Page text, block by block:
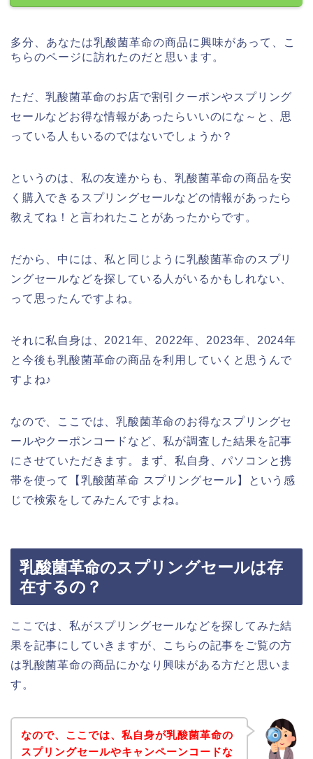
多分、あなたは乳酸菌革命の商品に興味があって、こ
ちらのページに訪れたのだと思います。
ただ、乳酸菌革命のお店で割引クーポンやスプリング
セールなどお得な情報があったらいいのにな～と、思
っている人もいるのではないでしょうか？
というのは、私の友達からも、乳酸菌革命の商品を安
く購入できるスプリングセールなどの情報があったら
教えてね！と言われたことがあったからです。
だから、中には、私と同じように乳酸菌革命のスプリ
ングセールなどを探している人がいるかもしれない、
って思ったんですよね。
それに私自身は、2021年、2022年、2023年、2024年
と今後も乳酸菌革命の商品を利用していくと思うんで
すよね♪
なので、ここでは、乳酸菌革命のお得なスプリングセ
ールやクーポンコードなど、私が調査した結果を記事
にさせていただきます。まず、私自身、パソコンと携
帯を使って【乳酸菌革命 スプリングセール】という感
じで検索をしてみたんですよね。
乳酸菌革命のスプリングセールは存
在するの？
ここでは、私がスプリングセールなどを探してみた結
果を記事にしていきますが、こちらの記事をご覧の方
は乳酸菌革命の商品にかなり興味がある方だと思いま
す。
なので、ここでは、私自身が乳酸菌革命の
スプリングセールやキャンペーンコードな